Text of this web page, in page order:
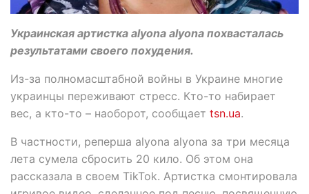
Украинская артистка alyona alyona похвасталась
результатами своего похудения.
Из-за полномасштабной войны в Украине многие
украинцы переживают стресс. Кто-то набирает
вес, а кто-то – наоборот, сообщает tsn.ua.
В частности, реперша alyona alyona за три месяца
лета сумела сбросить 20 кило. Об этом она
рассказала в своем TikTok. Артистка смонтировала